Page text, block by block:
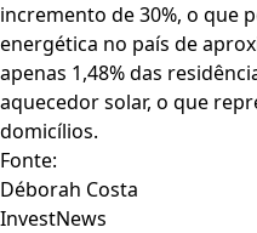
incremento de 30%, o que
energética no país de
apenas 1,48% das
aquecedor solar, o que
domicílios.
Fonte:
Déborah Costa
InvestNews